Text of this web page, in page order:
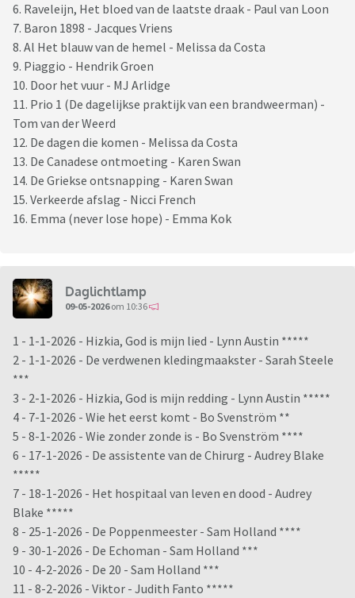
6. Raveleijn, Het bloed van de laatste draak - Paul van Loon
7. Baron 1898 - Jacques Vriens
8. Al Het blauw van de hemel - Melissa da Costa
9. Piaggio - Hendrik Groen
10. Door het vuur - MJ Arlidge
11. Prio 1 (De dagelijkse praktijk van een brandweerman) -
Tom van der Weerd
12. De dagen die komen - Melissa da Costa
13. De Canadese ontmoeting - Karen Swan
14. De Griekse ontsnapping - Karen Swan
15. Verkeerde afslag - Nicci French
16. Emma (never lose hope) - Emma Kok
Daglichtlamp
09-05-2026om 10:36
1 - 1-1-2026 - Hizkia, God is mijn lied - Lynn Austin *****
2 - 1-1-2026 - De verdwenen kledingmaakster - Sarah Steele
***
3 - 2-1-2026 - Hizkia, God is mijn redding - Lynn Austin *****
4 - 7-1-2026 - Wie het eerst komt - Bo Svenström **
5 - 8-1-2026 - Wie zonder zonde is - Bo Svenström ****
6 - 17-1-2026 - De assistente van de Chirurg - Audrey Blake
*****
7 - 18-1-2026 - Het hospitaal van leven en dood - Audrey
Blake *****
8 - 25-1-2026 - De Poppenmeester - Sam Holland ****
9 - 30-1-2026 - De Echoman - Sam Holland ***
10 - 4-2-2026 - De 20 - Sam Holland ***
11 - 8-2-2026 - Viktor - Judith Fanto *****